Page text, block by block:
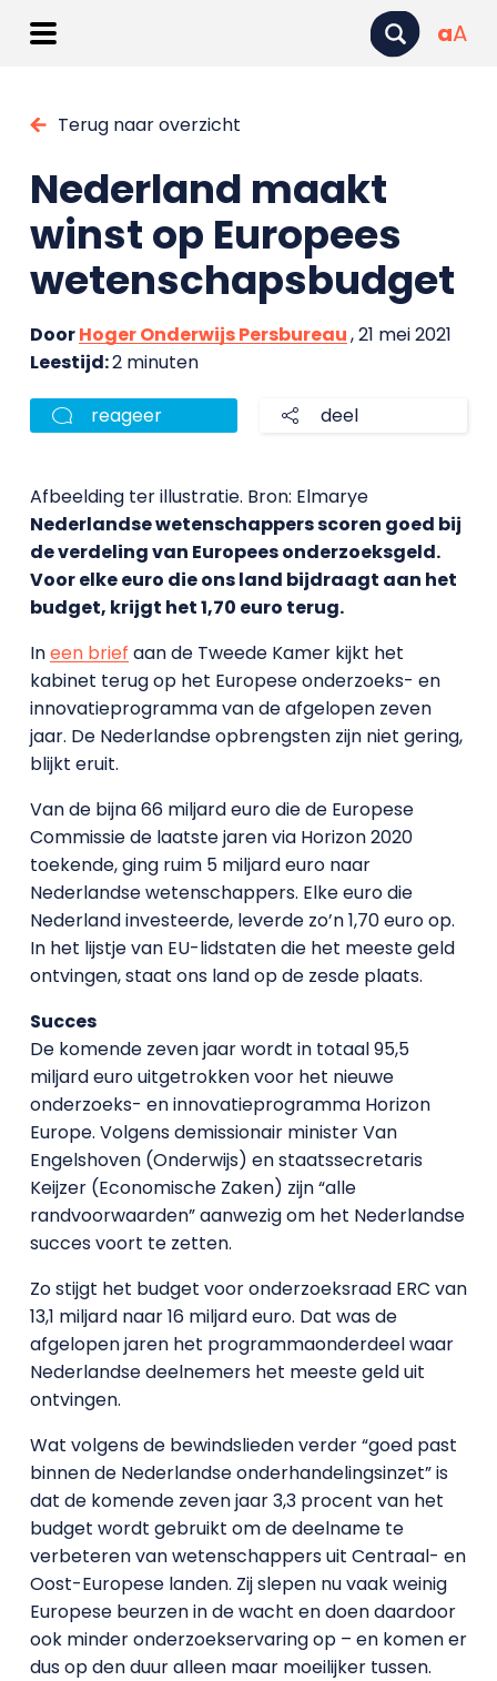
aA
Terug naar overzicht
Nederland maakt
winst op Europees
wetenschapsbudget
DoorHoger Onderwijs Persbureau, 21 mei 2021
Leestijd:2 minuten
reageer deel
Afbeelding ter illustratie. Bron: Elmarye
Nederlandse wetenschappers scoren goed bij
de verdeling van Europees onderzoeksgeld.
Voor elke euro die ons land bijdraagt aan het
budget, krijgt het 1,70 euro terug.
Ineen brief aan de Tweede Kamer kijkt het
kabinet terug op het Europese onderzoeks- en
innovatieprogramma van de afgelopen zeven
jaar. De Nederlandse opbrengsten zijn niet gering,
blijkt eruit.
Van de bijna 66 miljard euro die de Europese
Commissie de laatste jaren via Horizon 2020
toekende, ging ruim 5 miljard euro naar
Nederlandse wetenschappers. Elke euro die
Nederland investeerde, leverde zo’n 1,70 euro op.
In het lijstje van EU-lidstaten die het meeste geld
ontvingen, staat ons land op de zesde plaats.
Succes
De komende zeven jaar wordt in totaal 95,5
miljard euro uitgetrokken voor het nieuwe
onderzoeks- en innovatieprogramma Horizon
Europe. Volgens demissionair minister Van
Engelshoven (Onderwijs) en staatssecretaris
Keijzer (Economische Zaken) zijn “alle
randvoorwaarden” aanwezig om het Nederlandse
succes voort te zetten.
Zo stijgt het budget voor onderzoeksraad ERC van
13,1 miljard naar 16 miljard euro. Dat was de
afgelopen jaren het programmaonderdeel waar
Nederlandse deelnemers het meeste geld uit
ontvingen.
Wat volgens de bewindslieden verder “goed past
binnen de Nederlandse onderhandelingsinzet” is
dat de komende zeven jaar 3,3 procent van het
budget wordt gebruikt om de deelname te
verbeteren van wetenschappers uit Centraal- en
Oost-Europese landen. Zij slepen nu vaak weinig
Europese beurzen in de wacht en doen daardoor
ook minder onderzoekservaring op – en komen er
dus op den duur alleen maar moeilijker tussen.